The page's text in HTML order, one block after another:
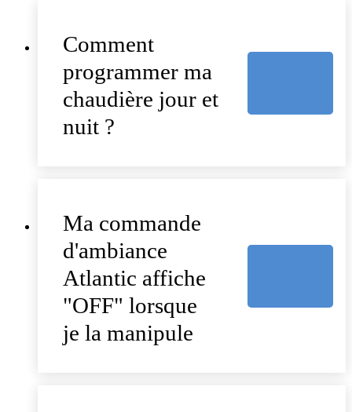
Comment
programmer ma
chaudière jour et
nuit ?
Ma commande
d'ambiance
Atlantic affiche
"OFF" lorsque
je la manipule